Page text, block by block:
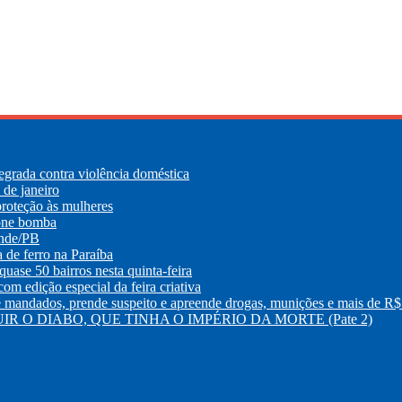
contra violência doméstica
de janeiro
às mulheres
bomba
PB
ferro na Paraíba
50 bairros nesta quinta-feira
edição especial da feira criativa
prende suspeito e apreende drogas, munições e mais de
O DIABO, QUE TINHA O IMPÉRIO DA MORTE (Pate 2)